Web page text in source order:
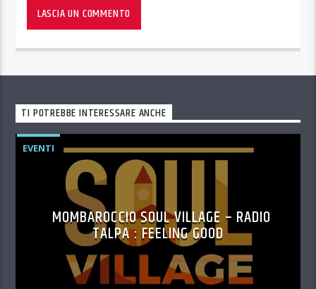
TI POTREBBE INTERESSARE ANCHE
EVENTI
MOMBAROCCIO SOUL VILLAGE – RADIO
TALPA : FEELING GOOD